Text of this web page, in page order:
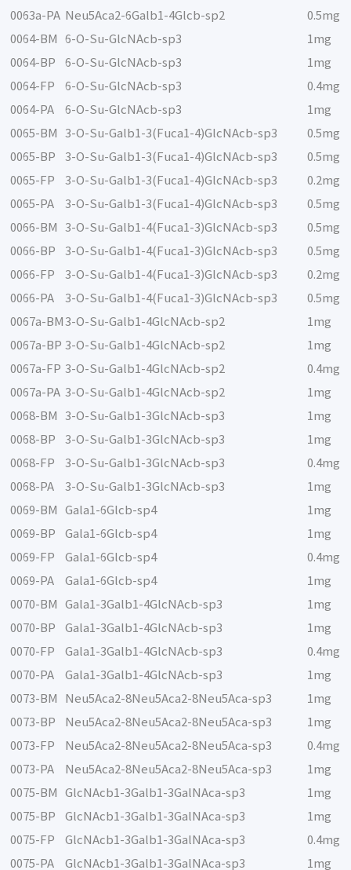
0063a-PA Neu5Aca2-6Galb1-4Glcb-sp2
0.5mg
0064-BM
6-O-Su-GlcNAcb-sp3
1mg
0064-BP
6-O-Su-GlcNAcb-sp3
1mg
0064-FP
6-O-Su-GlcNAcb-sp3
0.4mg
0064-PA
6-O-Su-GlcNAcb-sp3
1mg
0065-BM
3-O-Su-Galb1-3(Fuca1-4)GlcNAcb-sp3
0.5mg
0065-BP
3-O-Su-Galb1-3(Fuca1-4)GlcNAcb-sp3
0.5mg
0065-FP
3-O-Su-Galb1-3(Fuca1-4)GlcNAcb-sp3
0.2mg
0065-PA
3-O-Su-Galb1-3(Fuca1-4)GlcNAcb-sp3
0.5mg
0066-BM
3-O-Su-Galb1-4(Fuca1-3)GlcNAcb-sp3
0.5mg
0066-BP
3-O-Su-Galb1-4(Fuca1-3)GlcNAcb-sp3
0.5mg
0066-FP
3-O-Su-Galb1-4(Fuca1-3)GlcNAcb-sp3
0.2mg
0066-PA
3-O-Su-Galb1-4(Fuca1-3)GlcNAcb-sp3
0.5mg
0067a-BM 3-O-Su-Galb1-4GlcNAcb-sp2
1mg
0067a-BP 3-O-Su-Galb1-4GlcNAcb-sp2
1mg
0067a-FP 3-O-Su-Galb1-4GlcNAcb-sp2
0.4mg
0067a-PA 3-O-Su-Galb1-4GlcNAcb-sp2
1mg
0068-BM
3-O-Su-Galb1-3GlcNAcb-sp3
1mg
0068-BP
3-O-Su-Galb1-3GlcNAcb-sp3
1mg
0068-FP
3-O-Su-Galb1-3GlcNAcb-sp3
0.4mg
0068-PA
3-O-Su-Galb1-3GlcNAcb-sp3
1mg
0069-BM
Gala1-6Glcb-sp4
1mg
0069-BP
Gala1-6Glcb-sp4
1mg
0069-FP
Gala1-6Glcb-sp4
0.4mg
0069-PA
Gala1-6Glcb-sp4
1mg
0070-BM
Gala1-3Galb1-4GlcNAcb-sp3
1mg
0070-BP
Gala1-3Galb1-4GlcNAcb-sp3
1mg
0070-FP
Gala1-3Galb1-4GlcNAcb-sp3
0.4mg
0070-PA
Gala1-3Galb1-4GlcNAcb-sp3
1mg
0073-BM
Neu5Aca2-8Neu5Aca2-8Neu5Aca-sp3
1mg
0073-BP
Neu5Aca2-8Neu5Aca2-8Neu5Aca-sp3
1mg
0073-FP
Neu5Aca2-8Neu5Aca2-8Neu5Aca-sp3
0.4mg
0073-PA
Neu5Aca2-8Neu5Aca2-8Neu5Aca-sp3
1mg
0075-BM
GlcNAcb1-3Galb1-3GalNAca-sp3
1mg
0075-BP
GlcNAcb1-3Galb1-3GalNAca-sp3
1mg
0075-FP
GlcNAcb1-3Galb1-3GalNAca-sp3
0.4mg
0075-PA
GlcNAcb1-3Galb1-3GalNAca-sp3
1mg